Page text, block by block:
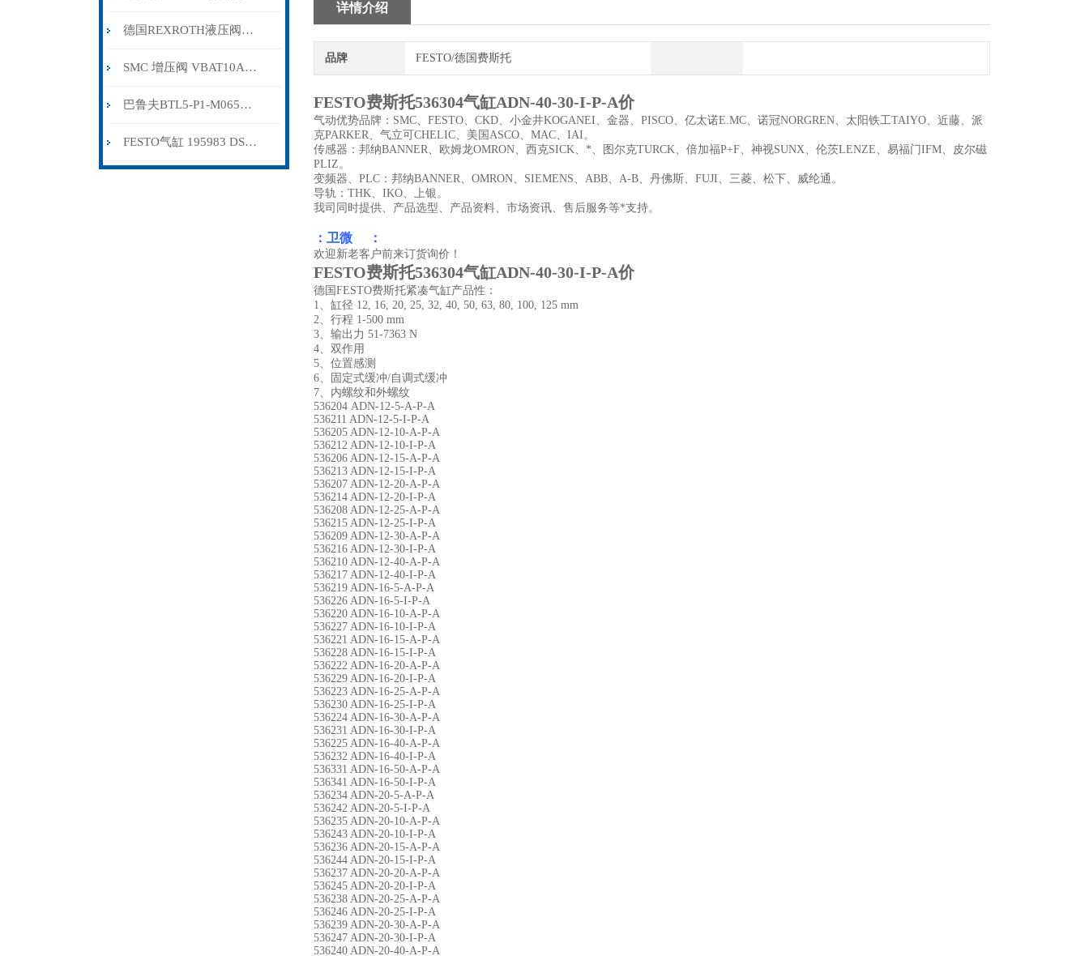
德国REXROTH液压阀的分类
SMC 增压阀 VBAT10A1-U-X104
巴鲁夫BTL5-P1-M0650-H-KA05
FESTO气缸 195983 DSNU-32-80-P-A
详情介绍
品牌 FESTO/德国费斯托
FESTO费斯托536304气缸ADN-40-30-I-P-A价
气动优势品牌：SMC、FESTO、CKD、小金井KOGANEI、金器、PISCO、亿太诺E.MC、诺冠NORGREN、太阳铁工TAIYO、近藤、派
克PARKER、气立可CHELIC、美国ASCO、MAC、IAI。
传感器：邦纳BANNER、欧姆龙OMRON、西克SICK、*、图尔克TURCK、倍加福P+F、神视SUNX、伦茨LENZE、易福门IFM、皮尔磁
PLIZ。
变频器、PLC：邦纳BANNER、OMRON、SIEMENS、ABB、A-B、丹佛斯、FUJI、三菱、松下、威纶通。
导轨：THK、IKO、上银。
我司同时提供、产品选型、产品资料、市场资讯、售后服务等*支持。
：卫微 ：
欢迎新老客户前来订货询价！
FESTO费斯托536304气缸ADN-40-30-I-P-A价
德国FESTO费斯托紧凑气缸产品性：
1、缸径 12, 16, 20, 25, 32, 40, 50, 63, 80, 100, 125 mm
2、行程 1-500 mm
3、输出力 51-7363 N
4、双作用
5、位置感测
6、固定式缓冲/自调式缓冲
7、内螺纹和外螺纹
536204 ADN-12-5-A-P-A
536211 ADN-12-5-I-P-A
536205 ADN-12-10-A-P-A
536212 ADN-12-10-I-P-A
536206 ADN-12-15-A-P-A
536213 ADN-12-15-I-P-A
536207 ADN-12-20-A-P-A
536214 ADN-12-20-I-P-A
536208 ADN-12-25-A-P-A
536215 ADN-12-25-I-P-A
536209 ADN-12-30-A-P-A
536216 ADN-12-30-I-P-A
536210 ADN-12-40-A-P-A
536217 ADN-12-40-I-P-A
536219 ADN-16-5-A-P-A
536226 ADN-16-5-I-P-A
536220 ADN-16-10-A-P-A
536227 ADN-16-10-I-P-A
536221 ADN-16-15-A-P-A
536228 ADN-16-15-I-P-A
536222 ADN-16-20-A-P-A
536229 ADN-16-20-I-P-A
536223 ADN-16-25-A-P-A
536230 ADN-16-25-I-P-A
536224 ADN-16-30-A-P-A
536231 ADN-16-30-I-P-A
536225 ADN-16-40-A-P-A
536232 ADN-16-40-I-P-A
536331 ADN-16-50-A-P-A
536341 ADN-16-50-I-P-A
536234 ADN-20-5-A-P-A
536242 ADN-20-5-I-P-A
536235 ADN-20-10-A-P-A
536243 ADN-20-10-I-P-A
536236 ADN-20-15-A-P-A
536244 ADN-20-15-I-P-A
536237 ADN-20-20-A-P-A
536245 ADN-20-20-I-P-A
536238 ADN-20-25-A-P-A
536246 ADN-20-25-I-P-A
536239 ADN-20-30-A-P-A
536247 ADN-20-30-I-P-A
536240 ADN-20-40-A-P-A